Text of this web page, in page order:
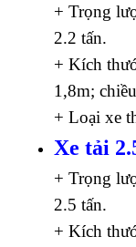
+ Trọng
2.2 tấn.
+ Kích
1,8m;
+ Loại xe
Xe tải
+ Trọng
2.5 tấn.
+ Kích